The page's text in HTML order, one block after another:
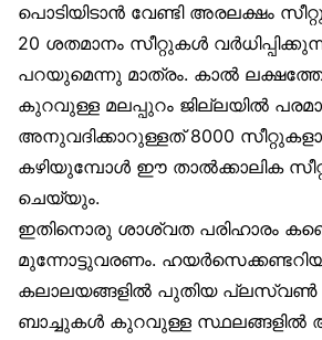
പൊടിയിടാൻ വേണ്ടി അരലക്ഷം
20 ശതമാനം സീറ്റുകൾ
പറയുമെന്നു മാത്രം. കാൽ
കുറവുള്ള മലപ്പുറം ജില്ലയിൽ
അനുവദിക്കാറുള്ളത് 8000
കഴിയുമ്പോൾ ഈ താൽക്കാലിക
ചെയ്യും.
ഇതിനൊരു ശാശ്വത പരിഹാരം
മുന്നോട്ടുവരണം.
കലാലയങ്ങളിൽ പുതിയ
ബാച്ചുകൾ കുറവുള്ള സ്ഥലങ്ങളിൽ